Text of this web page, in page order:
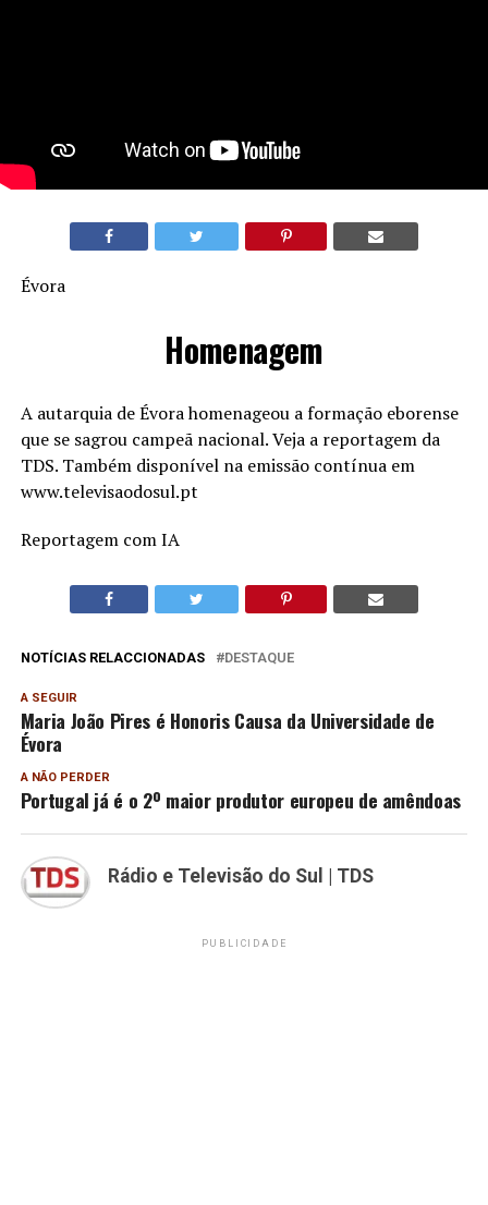
Évora
Homenagem
A autarquia de Évora homenageou a formação eborense
que se sagrou campeã nacional. Veja a reportagem da
TDS. Também disponível na emissão contínua em
www.televisaodosul.pt
Reportagem com IA
NOTÍCIAS RELACCIONADAS DESTAQUE
A SEGUIR
Maria João Pires é Honoris Causa da Universidade de
Évora
A NÃO PERDER
Portugal já é o 2º maior produtor europeu de amêndoas
Rádio e Televisão do Sul | TDS
PUBLICIDADE